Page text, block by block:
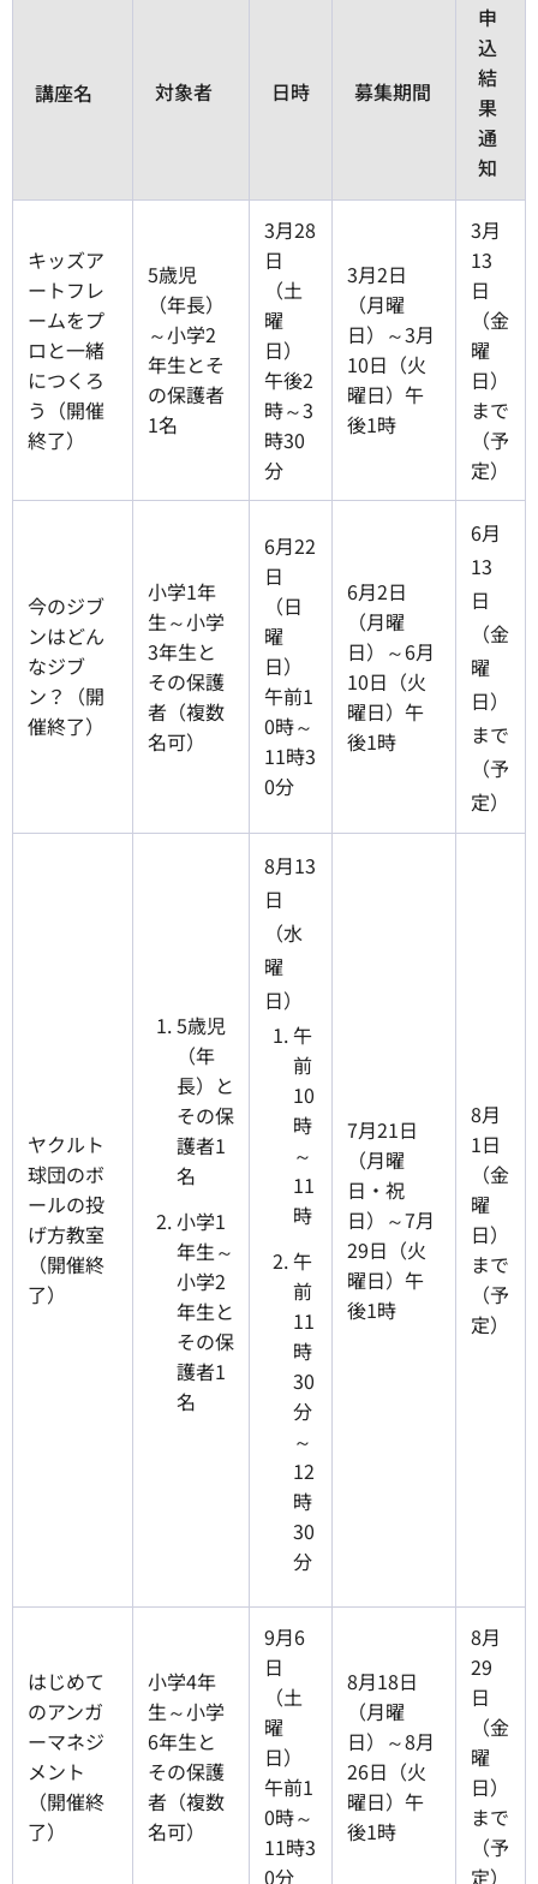
講座名 対象者 日時 募集期間
申
込
結
果
通
知
キッズア
ートフレ
ームをプ
ロと一緒
につくろ
う（開催
終了）
5歳児
（年長）
～小学2
年生とそ
の保護者
1名
3月28
日
（土
曜
日）
午後2
時～3
時30
分
3月2日
（月曜
日）～3月
10日（火
曜日）午
後1時
3月
13
日
（金
曜
日）
まで
（予
定）
今のジブ
ンはどん
なジブ
ン？（開
催終了）
小学1年
生～小学
3年生と
その保護
者（複数
名可）
6月22
日
（日
曜
日）
午前1
0時～
11時3
0分
6月2日
（月曜
日）～6月
10日（火
曜日）午
後1時
6月
13
日
（金
曜
日）
まで
（予
定）
ヤクルト
球団のボ
ールの投
げ方教室
（開催終
了）
5歳児
（年
長）と
その保
護者1
名
小学1
年生～
小学2
年生と
その保
護者1
名
8月13
日
（水
曜
日）
午
前
10
時
～
11
時
午
前
11
時
30
分
～
12
時
30
分
7月21日
（月曜
日・祝
日）～7月
29日（火
曜日）午
後1時
8月
1日
（金
曜
日）
まで
（予
定）
はじめて
のアンガ
ーマネジ
メント
（開催終
了）
小学4年
生～小学
6年生と
その保護
者（複数
名可）
9月6
日
（土
曜
日）
午前1
0時～
11時3
0分
8月18日
（月曜
日）～8月
26日（火
曜日）午
後1時
8月
29
日
（金
曜
日）
まで
（予
定）